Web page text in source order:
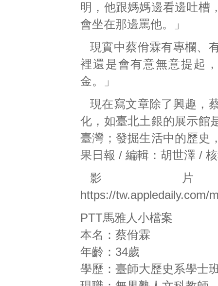
明，他跟媽媽邊看邊吐槽
會坐在那邊罵他。」
現實中蔡佾霖有專欄、
裡還是會有意無意提起
金。」
現在寫文章除了興趣，
化，如臺北土銀的展示館
臺灣；發掘生活中的歷史
果日報 / 編輯：胡世澤 /
影
https://tw.appledaily.com/
PTT馬雅人小檔案
本名：蔡佾霖
年齡：34歲
學歷：臺師大歷史系學士